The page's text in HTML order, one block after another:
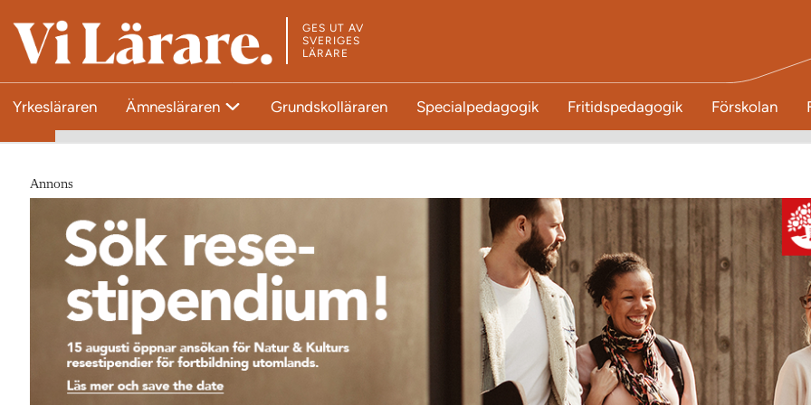
T
l
l
GES UT AV
SVERIGES
LÄRARE
Yrkesläraren Ämnesläraren Grundskolläraren Specialpedagogik Fritidspedagogik Förskolan
Annons